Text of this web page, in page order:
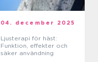
04. december 2025
Ljusterapi för häst:
Funktion, effekter och
säker användning